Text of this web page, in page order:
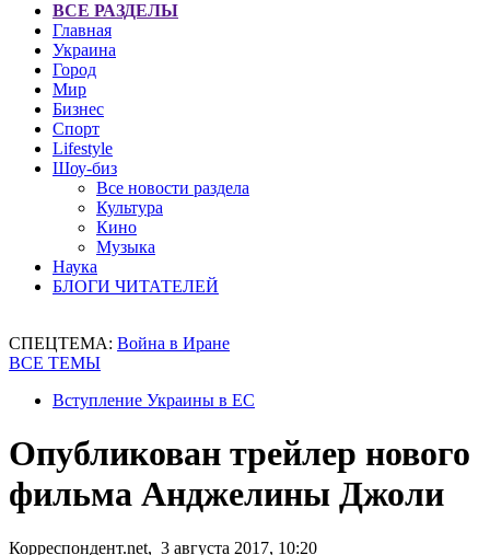
ВСЕ РАЗДЕЛЫ
Главная
Украина
Город
Мир
Бизнес
Спорт
Lifestyle
Шоу-биз
Все новости раздела
Культура
Кино
Музыка
Наука
БЛОГИ ЧИТАТЕЛЕЙ
СПЕЦТЕМА: Война в Иране
ВСЕ ТЕМЫ
Вступление Украины в ЕС
Опубликован трейлер нового
фильма Анджелины Джоли
Корреспондент.net, 3 августа 2017, 10:20